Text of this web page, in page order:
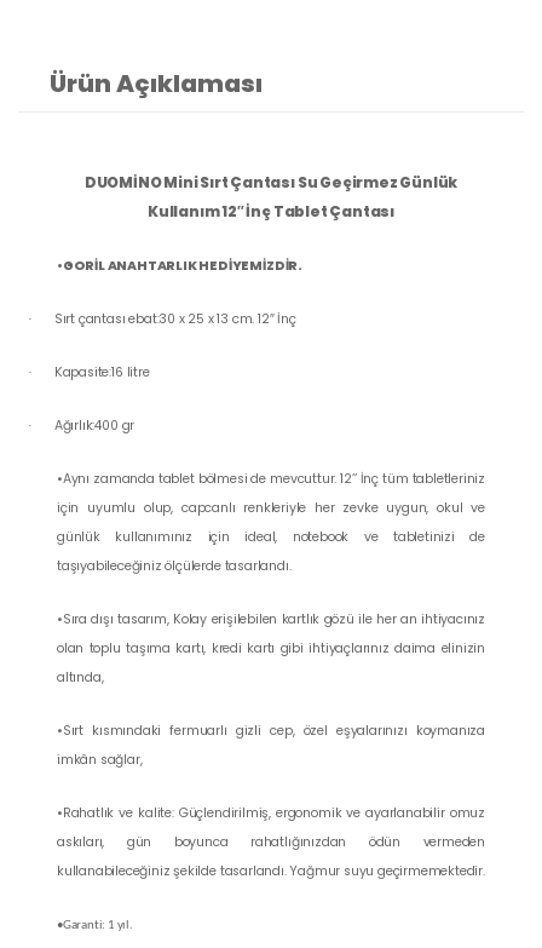
Ürün Açıklaması
DUOMİNO Mini Sırt Çantası Su Geçirmez Günlük
Kullanım 12″İnç Tablet Çantası
•GORİL ANAHTARLIK HEDİYEMİZDİR.
· Sırt çantası ebat:30 x 25 x 13 cm. 12″İnç
· Kapasite:16 litre
· Ağırlık:400 gr
•Aynı zamanda tablet bölmesi de mevcuttur. 12’’ İnç tüm tabletleriniz
için uyumlu olup, capcanlı renkleriyle her zevke uygun, okul ve
günlük kullanımınız için ideal, notebook ve tabletinizi de
taşıyabileceğiniz ölçülerde tasarlandı.
•Sıra dışı tasarım, Kolay erişilebilen kartlık gözü ile her an ihtiyacınız
olan toplu taşıma kartı, kredi kartı gibi ihtiyaçlarınız daima elinizin
altında,
•Sırt kısmındaki fermuarlı gizli cep, özel eşyalarınızı koymanıza
imkân sağlar,
•Rahatlık ve kalite: Güçlendirilmiş, ergonomik ve ayarlanabilir omuz
askıları, gün boyunca rahatlığınızdan ödün vermeden
kullanabileceğiniz şekilde tasarlandı. Yağmur suyu geçirmemektedir.
•Garanti: 1 yıl.